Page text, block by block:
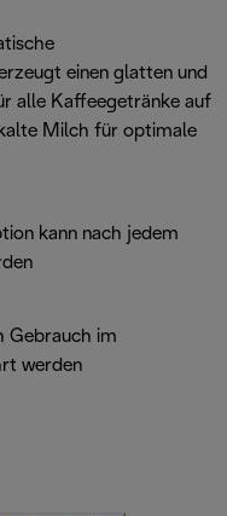
einen glatten und
alle Kaffeegetränke auf
Milch für optimale
kann nach jedem
Gebrauch im
werden